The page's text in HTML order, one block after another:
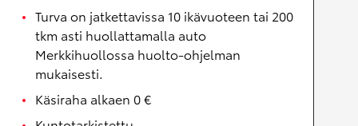
Turva on jatkettavissa 10 ikävuoteen tai 200
tkm asti huollattamalla auto
Merkkihuollossa huolto-ohjelman
mukaisesti.
Käsiraha alkaen 0 €